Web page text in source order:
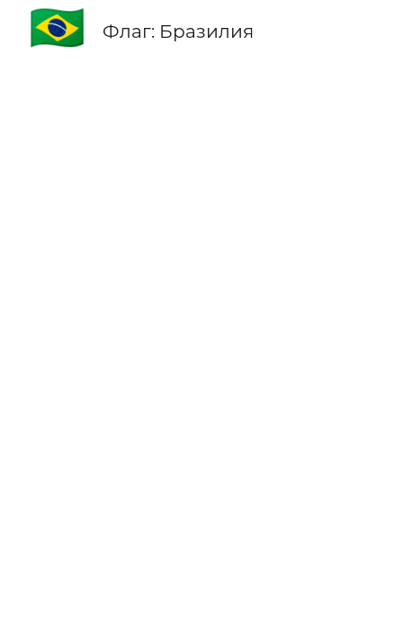
🇧🇷 Флаг: Бразилия